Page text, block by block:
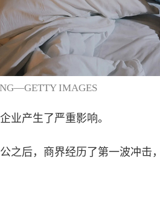
IMAGES
业产生了严重影响。
之后，商界经历了第一波冲击